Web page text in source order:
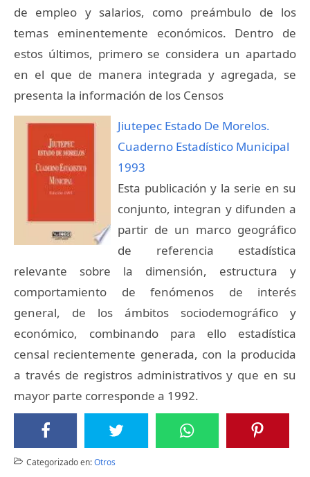
de empleo y salarios, como preámbulo de los
temas eminentemente económicos. Dentro de
estos últimos, primero se considera un apartado
en el que de manera integrada y agregada, se
presenta la información de los Censos
Jiutepec Estado De Morelos.
Cuaderno Estadístico Municipal
1993
Esta publicación y la serie en su
conjunto, integran y difunden a
partir de un marco geográfico
de referencia estadística
relevante sobre la dimensión, estructura y
comportamiento de fenómenos de interés
general, de los ámbitos sociodemográfico y
económico, combinando para ello estadística
censal recientemente generada, con la producida
a través de registros administrativos y que en su
mayor parte corresponde a 1992.
Categorizado en:Otros